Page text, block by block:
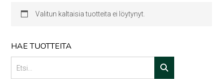
Valitun kaltaisia tuotteita ei löytynyt.
HAE TUOTTEITA